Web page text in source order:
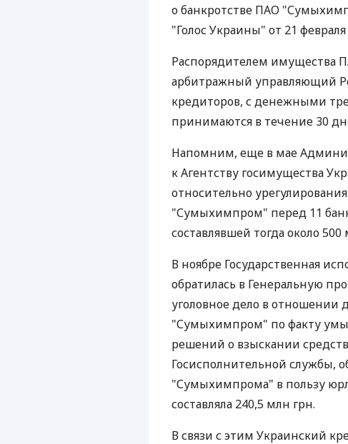
о банкротстве ПАО
"Голос Украины" от 21 февраля
Распорядителем имущества
арбитражный управляющий
кредиторов, с денежными
принимаются в течение 30
Напомним, еще в мае
к Агентству госимущества
относительно
"Сумыхимпром" перед 11
составлявшей тогда около
В ноябре Государственная
обратилась в Генеральную
уголовное дело в
"Сумыхимпром" по факту
решений о взыскании
Госисполнительной службы,
"Сумыхимпрома" в пользу
составляла 240,5 млн грн.
В связи с этим Украинский